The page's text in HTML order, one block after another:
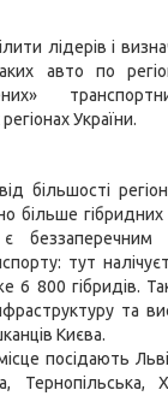
лідерів і
авто по
України.
більшості
більше гібридних
тут
6 800 гібридів.
та
Києва.
посідають
Тернопільська,